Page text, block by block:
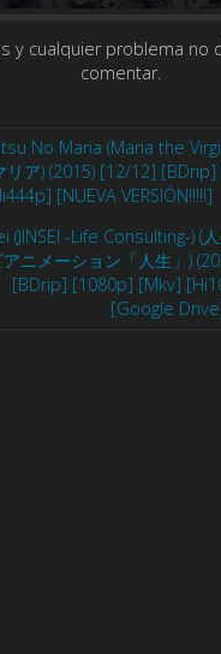
y cualquier problema no
comentar.
No Maria (Maria the
リア) (2015) [12/12]
[NUEVA VERSIÓN!!!!!]
(JINSEI -Life Consulting-) (
アニメーション「人生」)
[BDrip] [1080p] [Mkv]
[Google